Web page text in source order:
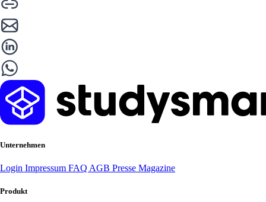
Unternehmen
Login Impressum FAQ AGB Presse Magazine
Produkt